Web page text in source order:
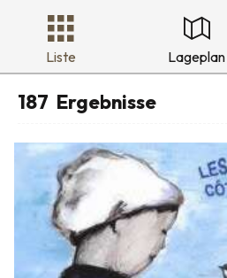
Liste Lageplan
187 Ergebnisse